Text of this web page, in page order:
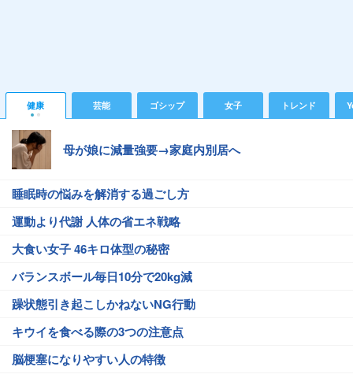
健康 芸能 ゴシップ 女子 トレンド
母が娘に減量強要→家庭内別居へ
睡眠時の悩みを解消する過ごし方
運動より代謝 人体の省エネ戦略
大食い女子 46キロ体型の秘密
バランスボール毎日10分で20kg減
躁状態引き起こしかねないNG行動
キウイを食べる際の3つの注意点
脳梗塞になりやすい人の特徴